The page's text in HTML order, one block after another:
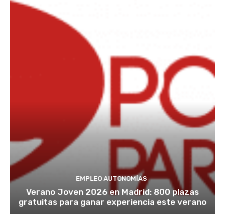
EMPLEO AUTONOMÍAS
Verano Joven 2026 en Madrid: 800 plazas
gratuitas para ganar experiencia este verano